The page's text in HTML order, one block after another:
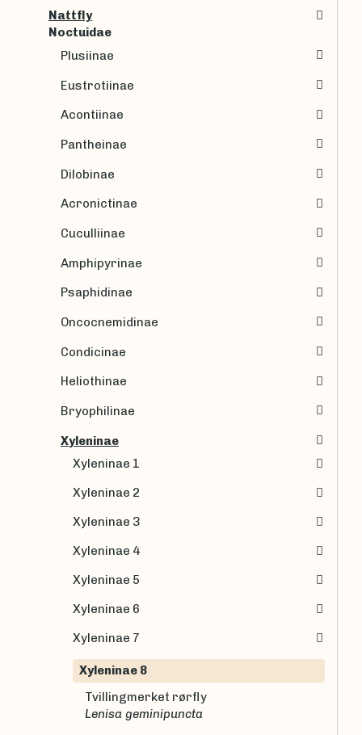
Nattfly
Noctuidae
Plusiinae
Eustrotiinae
Acontiinae
Pantheinae
Dilobinae
Acronictinae
Cuculliinae
Amphipyrinae
Psaphidinae
Oncocnemidinae
Condicinae
Heliothinae
Bryophilinae
Xyleninae
Xyleninae 1
Xyleninae 2
Xyleninae 3
Xyleninae 4
Xyleninae 5
Xyleninae 6
Xyleninae 7
Xyleninae 8
Tvillingmerket rørfly
Lenisa geminipuncta